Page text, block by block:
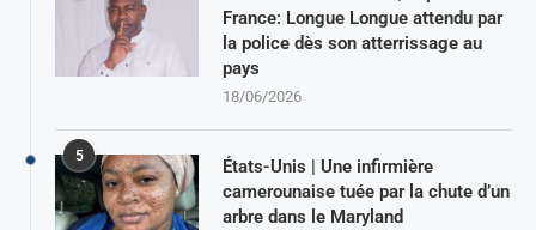
France: Longue Longue attendu par
la police dès son atterrissage au
pays
18/06/2026
5
États-Unis | Une infirmière
camerounaise tuée par la chute d’un
arbre dans le Maryland